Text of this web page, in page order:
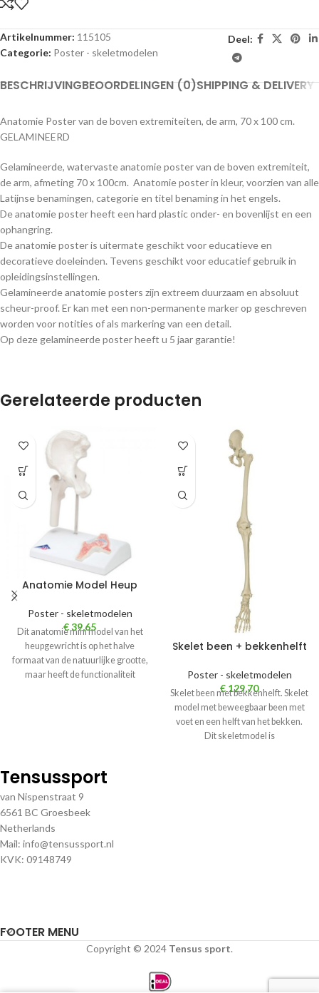
Artikelnummer: 115105
Categorie: Poster - skeletmodelen
Deel:
BESCHRIJVINGBEOORDELINGEN (0)SHIPPING & DELIVERY
Anatomie Poster van de boven extremiteiten, de arm, 70 x 100 cm.
GELAMINEERD
Gelamineerde, watervaste anatomie poster van de boven extremiteit,
de arm, afmeting 70 x 100cm. Anatomie poster in kleur, voorzien van alle
Latijnse benamingen, categorie en titel benaming in het engels.
De anatomie poster heeft een hard plastic onder- en bovenlijst en een
ophangring.
De anatomie poster is uitermate geschikt voor educatieve en
decoratieve doeleinden. Tevens geschikt voor educatief gebruik in
opleidingsinstellingen.
Gelamineerde anatomie posters zijn extreem duurzaam en absoluut
scheur-proof. Er kan met een non-permanente marker op geschreven
worden voor notities of als markering van een detail.
Op deze gelamineerde poster heeft u 5 jaar garantie!
Gerelateerde producten
Anatomie Model Heup
Poster - skeletmodelen
€39,65
Dit anatomie mini model van het
heupgewricht is op het halve
formaat van de natuurlijke grootte,
maar heeft de functionaliteit
Skelet been + bekkenhelft
Poster - skeletmodelen
€ 129,70
Skelet been met bekkenhelft. Skelet
model met beweegbaar been met
voet en een helft van het bekken.
Dit skeletmodel is
Tensussport
van Nispenstraat 9
6561 BC Groesbeek
Netherlands
Mail: info@tensussport.nl
KVK: 09148749
FOOTER MENU
Copyright © 2024 Tensus sport.